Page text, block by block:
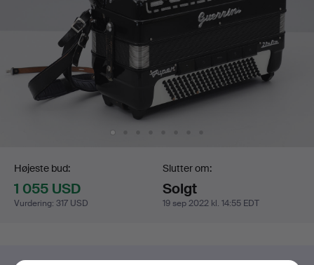
Budgivning
Højeste bud:
1 055 USD
Vurdering: 317 USD
Slutter om:
Solgt
19 sep 2022 kl. 14:55 EDT